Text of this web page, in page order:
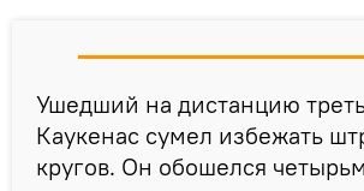
Ушедший на дистанцию
Каукенас сумел избежать
кругов. Он обошелся